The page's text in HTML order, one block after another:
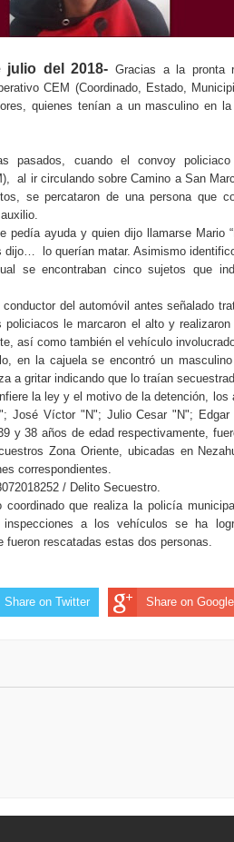
julio del 2018- Gracias a la pronta
CEM (Coordinado, Estado,
quienes tenían a un masculino en
pasados, cuando el convoy
al ir circulando sobre Camino a San
se percataron de una persona que
pedía ayuda y quien dijo llamarse Mario
dijo…
lo querían matar. Asimismo
se encontraban cinco sujetos que
del automóvil antes señalado
policiacos le marcaron el alto y
así como también el vehículo
en la cajuela se encontró un
a gritar indicando que lo traían
la ley y el motivo de la detención, los
José Víctor "N"; Julio Cesar "N";
y 38 años de edad respectivamente,
Zona Oriente, ubicadas en
correspondientes.
/ Delito Secuestro.
coordinado que realiza la policía
a los vehículos se ha
rescatadas estas dos personas.
Share on Twitter Share on